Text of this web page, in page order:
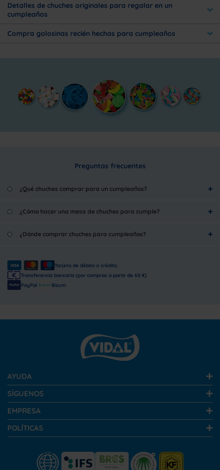
Detalles de chuches originales para regalar en un
cumpleaños
Compra golosinas recién hechas para cumpleaños
Preguntas frecuentes
¿Qué chuches comprar para un cumpleaños?
¿Cómo hacer una mesa de chuches para cumple?
¿Dónde comprar chuches para cumpleaños?
Tarjeta de débito o crédito.
Transferencia bancaria (por compras a partir de 60 €)
PayPal
Bizum
AYUDA
SÍGUENOS
EMPRESA
POLÍTICAS